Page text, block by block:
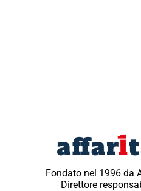
Fondato nel 1996 da
Direttore